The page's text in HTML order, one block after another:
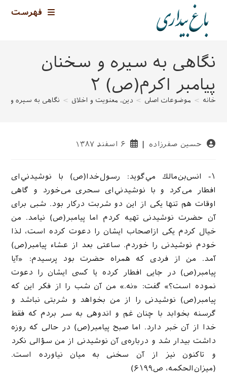
فهرست
نگاهی به سیره و سخنان
پیامبر اکرم(ص) ۲
خانه > موضوعات اصلی > دین، معنویت و اخلاق > نگاهی به سیره و
نویسندهٔحسین صفرزاده
نوشته
۶ اسفند ۱۳۸۷
۱- انس‌بن‌مالك مي‌گويد: رسول‌خدا(ص) با نوشيدني‌اى
افطار مى‌كرد و با نوشيدني‌اى سحرى مى‌خورد و گاهى
اوقات هم تنها يكی از اين دو شربت دركار بود. شبى براى
آن حضرت نوشيدنى تهيه كردم اما پيامبر(ص) نيامد. من
خيال كردم يكى ازاصحاب ايشان را دعوت كرده است، لذا
خودم نوشيدنى را خوردم. ساعتى بعد از عشاء پيامبر(ص)
آمد. من از فردى كه همراه حضرت بود پرسيدم: «آيا
پيامبر(ص) در جايى افطار كرده يا كسى ايشان را دعوت
نموده است؟» گفت: «نه.» من آن شب را از فكر اين كه
پيامبر(ص) نوشيدنى را از من بخواهد و شربتى نباشد و
گرسنه بخوابد با چنان غم و اندوهى به سر بردم كه فقط
خدا از آن خبر دارد. اما صبح پيامبر(ص) در حالى كه روزه
داشت بيدار شد و درباره‌ی آن نوشيدنى از من سؤالى نكرد
و تاكنون نيز از آن سخنى به ميان نياورده است.
(میزان‌الحکمه، ص۶۱۹۹)